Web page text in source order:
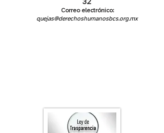
32
Correo electrónico:
quejas@derechoshumanosbcs.org.mx